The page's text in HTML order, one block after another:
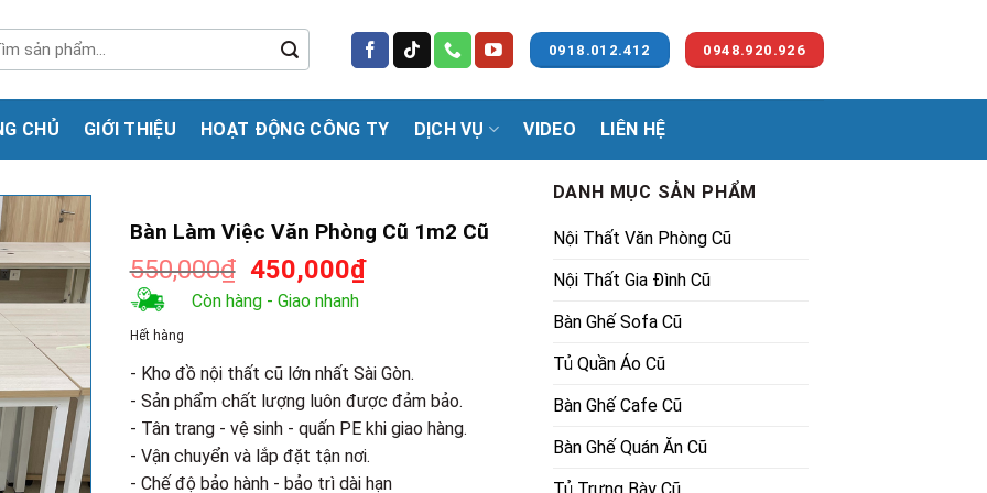
0918.012.412 0948.920.926
CHỦ GIỚI THIỆU HOẠT ĐỘNG CÔNG TY DỊCH VỤ VIDEO LIÊN HỆ
Bàn Làm Việc Văn Phòng Cũ 1m2 Cũ
550,000₫ Giá
gốc
là:
450,000₫Giá
450,000₫.
Còn hàng - Giao nhanh
Hết hàng
- Kho đồ nội thất cũ lớn nhất Sài Gòn.
- Sản phẩm chất lượng luôn được đảm bảo.
- Tân trang - vệ sinh - quấn PE khi giao hàng.
- Vận chuyển và lắp đặt tận nơi.
- Chế độ bảo hành - bảo trì dài hạn
DANH MỤC SẢN PHẨM
Nội Thất Văn Phòng Cũ
Nội Thất Gia Đình Cũ
Bàn Ghế Sofa Cũ
Tủ Quần Áo Cũ
Bàn Ghế Cafe Cũ
Bàn Ghế Quán Ăn Cũ
Tủ Trưng Bày Cũ